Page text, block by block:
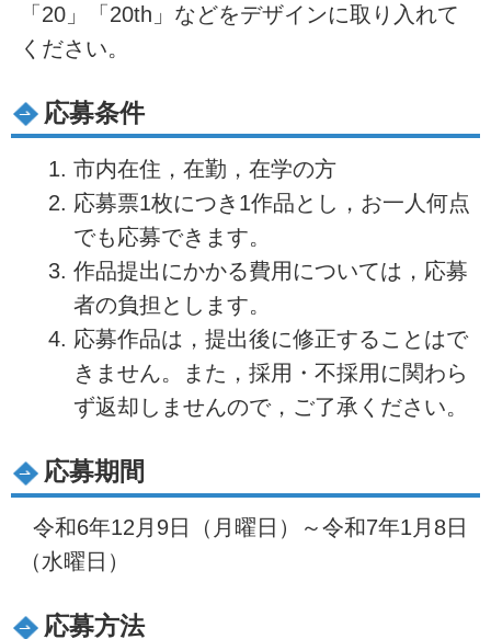
「20」「20th」などをデザインに取り入れて
ください。
応募条件
市内在住，在勤，在学の方
応募票1枚につき1作品とし，お一人何点
でも応募できます。
作品提出にかかる費用については，応募
者の負担とします。
応募作品は，提出後に修正することはで
きません。また，採用・不採用に関わら
ず返却しませんので，ご了承ください。
応募期間
令和6年12月9日（月曜日）～令和7年1月8日
（水曜日）
応募方法